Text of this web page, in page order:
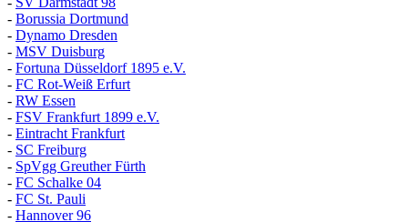
- Borussia Dortmund
- Dynamo Dresden
- MSV Duisburg
- Fortuna Düsseldorf 1895 e.V.
- FC Rot-Weiß Erfurt
- RW Essen
- FSV Frankfurt 1899 e.V.
- Eintracht Frankfurt
- SC Freiburg
- SpVgg Greuther Fürth
- FC Schalke 04
- FC St. Pauli
- Hannover 96